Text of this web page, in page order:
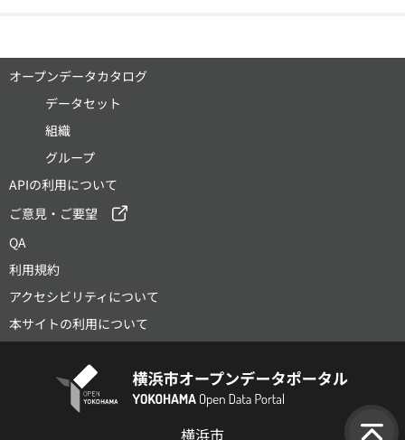
オープンデータカタログ
データセット
組織
グループ
APIの利用について
ご意見・ご要望
QA
利用規約
アクセシビリティについて
本サイトの利用について
横浜市